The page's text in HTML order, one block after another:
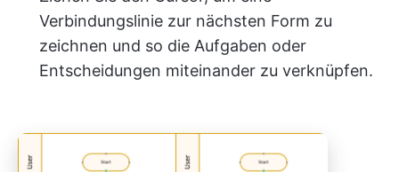
Verbindungslinie zur nächsten Form zu
zeichnen und so die Aufgaben oder
Entscheidungen miteinander zu verknüpfen.